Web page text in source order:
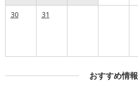
30 31
おすすめ情報